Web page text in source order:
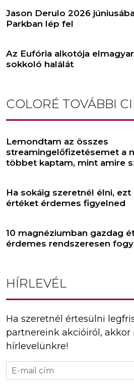
Jason Derulo 2026
Parkban lép fel
Az Eufória alkotója
sokkoló halálát
COLORÉ TOVÁBBI
Lemondtam az összes
streamingelőfizetésemet a
többet kaptam, mint amire
Ha sokáig szeretnél élni,
értéket érdemes figyelned
10 magnéziumban gazdag
érdemes rendszeresen
HÍRLEVÉL
Ha szeretnél értesülni
partnereink akcióiról, akkor
hírlevelünkre!